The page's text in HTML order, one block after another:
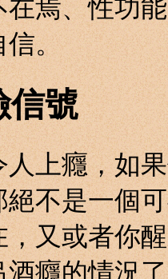
在焉、性功
信。
信號
癮，如果
絕不是一個
又或者你
酒癮的情況